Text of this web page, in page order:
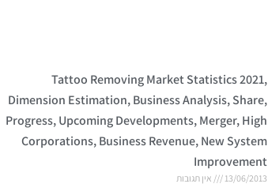
Tattoo Removing Market Statistics 2021,
Dimension Estimation, Business Analysis, Share,
Progress, Upcoming Developments, Merger, High
Corporations, Business Revenue, New System
Improvement
13/06/2013 אין תגובות